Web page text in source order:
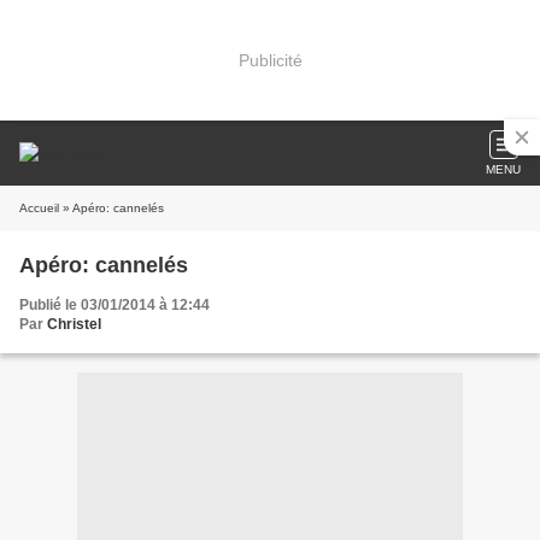
Publicité
MENU
Accueil » Apéro: cannelés
Apéro: cannelés
Publié le 03/01/2014 à 12:44
Par Christel